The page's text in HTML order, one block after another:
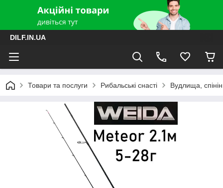
DILF.IN.UA
Товари та послуги Рибальські снасті Вудлища,